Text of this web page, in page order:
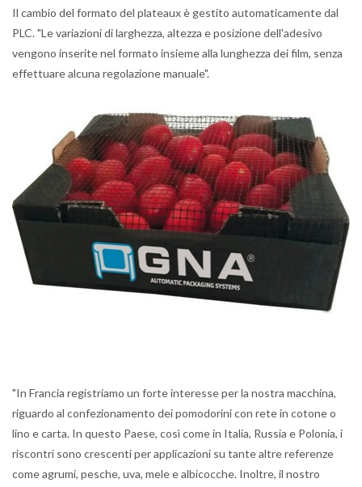
Il cambio del formato del plateaux è gestito automaticamente dal
PLC. "Le variazioni di larghezza, altezza e posizione dell'adesivo
vengono inserite nel formato insieme alla lunghezza dei film, senza
effettuare alcuna regolazione manuale".
"In Francia registriamo un forte interesse per la nostra macchina,
riguardo al confezionamento dei pomodorini con rete in cotone o
lino e carta. In questo Paese, così come in Italia, Russia e Polonia, i
riscontri sono crescenti per applicazioni su tante altre referenze
come agrumi, pesche, uva, mele e albicocche. Inoltre, il nostro